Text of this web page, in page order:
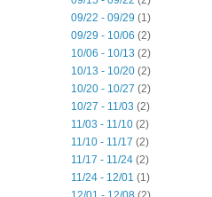
09/22 - 09/29 (1)
09/29 - 10/06 (2)
10/06 - 10/13 (2)
10/13 - 10/20 (2)
10/20 - 10/27 (2)
10/27 - 11/03 (2)
11/03 - 11/10 (2)
11/10 - 11/17 (2)
11/17 - 11/24 (2)
11/24 - 12/01 (1)